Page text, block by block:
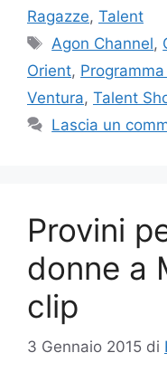
Ragazze, Talent
Tag
Agon Channel,
Orient, Programma
Ventura, Talent
Lascia un
Provini
donne a
clip
3 Gennaio 2015 di